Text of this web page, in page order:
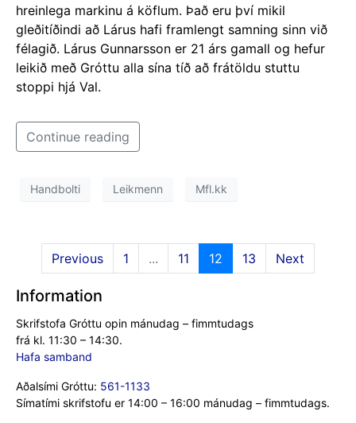
hreinlega markinu á köflum. Það eru því mikil
gleðitíðindi að Lárus hafi framlengt samning sinn við
félagið. Lárus Gunnarsson er 21 árs gamall og hefur
leikið með Gróttu alla sína tíð að frátöldu stuttu
stoppi hjá Val.
Continue reading
Handbolti Leikmenn Mfl.kk
Previous 1 ... 11 12 13 Next
Information
Skrifstofa Gróttu opin mánudag – fimmtudags
frá kl. 11:30 – 14:30.
Hafa samband
Aðalsími Gróttu: 561-1133
Símatími skrifstofu er 14:00 – 16:00 mánudag – fimmtudags.